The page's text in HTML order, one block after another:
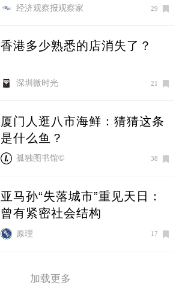
经济观察报观察家 29
香港多少熟悉的店消失了？
深圳微时光 21
厦门人逛八市海鲜：猜猜这条
是什么鱼？
孤独图书馆© 38
亚马孙“失落城市”重见天日：
曾有紧密社会结构
原理 17
加载更多